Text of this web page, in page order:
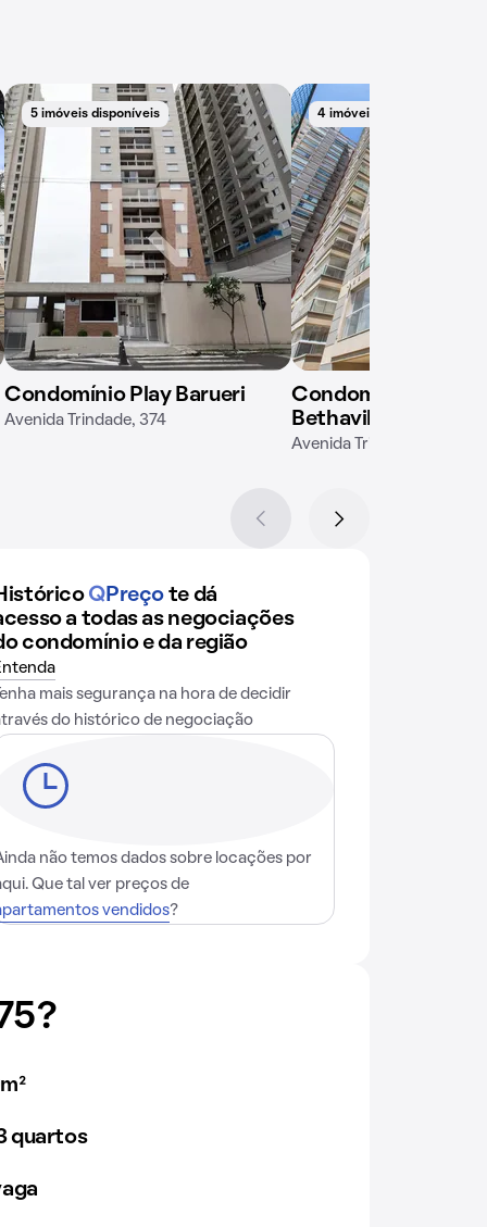
5 imóveis disponíveis
Condomínio Play Barueri
Avenida Trindade, 374
4 imóveis disponíveis
Condomínio Resort
Bethaville
Avenida Trindade, 434
QPreço te dá
a todas as negociações
condomínio e da região
Tenha mais segurança na hora de decidir
do histórico de negociação
não temos dados sobre locações por
Que tal ver preços de
vendidos?
quartos